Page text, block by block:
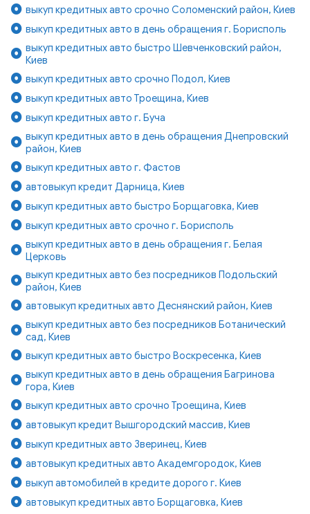
выкуп кредитных авто срочно Соломенский район, Киев
выкуп кредитных авто в день обращения г. Борисполь
выкуп кредитных авто быстро Шевченковский район,
Киев
выкуп кредитных авто срочно Подол, Киев
выкуп кредитных авто Троещина, Киев
выкуп кредитных авто г. Буча
выкуп кредитных авто в день обращения Днепровский
район, Киев
выкуп кредитных авто г. Фастов
автовыкуп кредит Дарница, Киев
выкуп кредитных авто быстро Борщаговка, Киев
выкуп кредитных авто срочно г. Борисполь
выкуп кредитных авто в день обращения г. Белая
Церковь
выкуп кредитных авто без посредников Подольский
район, Киев
автовыкуп кредитных авто Деснянский район, Киев
выкуп кредитных авто без посредников Ботанический
сад, Киев
выкуп кредитных авто быстро Воскресенка, Киев
выкуп кредитных авто в день обращения Багринова
гора, Киев
выкуп кредитных авто срочно Троещина, Киев
автовыкуп кредит Вышгородский массив, Киев
выкуп кредитных авто Зверинец, Киев
автовыкуп кредитных авто Академгородок, Киев
выкуп автомобилей в кредите дорого г. Киев
автовыкуп кредитных авто Борщаговка, Киев